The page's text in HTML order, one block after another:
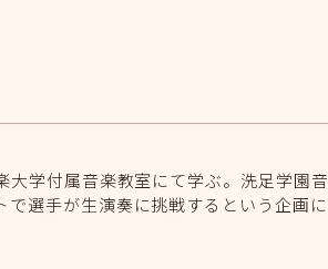
学付属音楽教室にて学ぶ。洗足学園
選手が生演奏に挑戦するという企画